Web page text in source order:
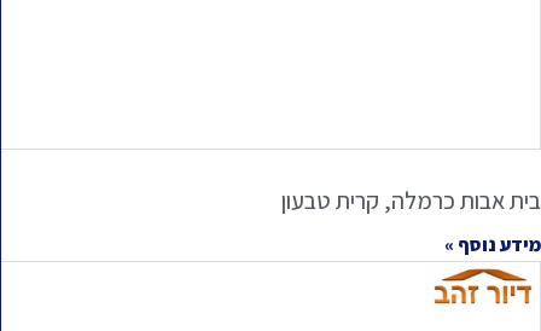
בית אבות כרמלה, קרית טבעון
מידע נוסף »